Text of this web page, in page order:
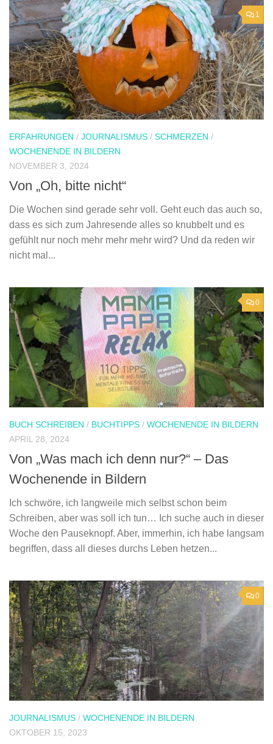
1
ERFAHRUNGEN / JOURNALISMUS / SCHMERZEN /
WOCHENENDE IN BILDERN
NOVEMBER 3, 2024
Von „Oh, bitte nicht“
Die Wochen sind gerade sehr voll. Geht euch das auch so,
dass es sich zum Jahresende alles so knubbelt und es
gefühlt nur noch mehr mehr mehr wird? Und da reden wir
nicht mal...
0
BUCH SCHREIBEN / BUCHTIPPS / WOCHENENDE IN BILDERN
APRIL 28, 2024
Von „Was mach ich denn nur?“ – Das
Wochenende in Bildern
Ich schwöre, ich langweile mich selbst schon beim
Schreiben, aber was soll ich tun… Ich suche auch in dieser
Woche den Pauseknopf. Aber, immerhin, ich habe langsam
begriffen, dass all dieses durchs Leben hetzen...
0
JOURNALISMUS / WOCHENENDE IN BILDERN
OKTOBER 15, 2023